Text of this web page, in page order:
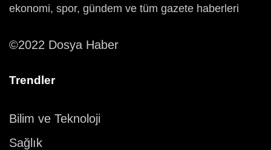
ekonomi, spor, gündem ve tüm gazete haberleri
©2022 Dosya Haber
Trendler
Bilim ve Teknoloji
Sağlık